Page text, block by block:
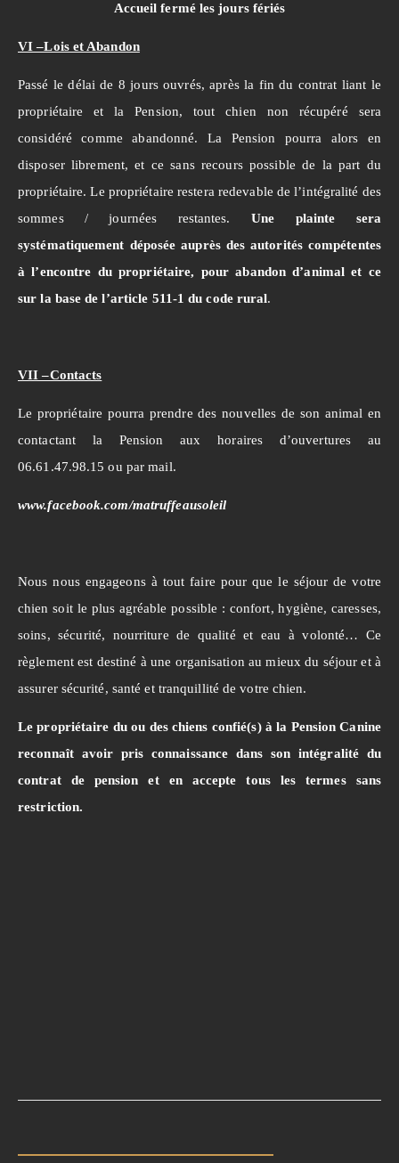
Accueil fermé les jours fériés
VI –Lois et Abandon
Passé le délai de 8 jours ouvrés, après la fin du contrat liant le
propriétaire et la Pension, tout chien non récupéré sera
considéré comme abandonné. La Pension pourra alors en
disposer librement, et ce sans recours possible de la part du
propriétaire. Le propriétaire restera redevable de l’intégralité des
sommes / journées restantes. Une plainte sera
systématiquement déposée auprès des autorités compétentes
à l’encontre du propriétaire, pour abandon d’animal et ce
sur la base de l’article 511-1 du code rural.
VII –Contacts
Le propriétaire pourra prendre des nouvelles de son animal en
contactant la Pension aux horaires d’ouvertures au
06.61.47.98.15 ou par mail.
www.facebook.com/matruffeausoleil
Nous nous engageons à tout faire pour que le séjour de votre
chien soit le plus agréable possible : confort, hygiène, caresses,
soins, sécurité, nourriture de qualité et eau à volonté… Ce
règlement est destiné à une organisation au mieux du séjour et à
assurer sécurité, santé et tranquillité de votre chien.
Le propriétaire du ou des chiens confié(s) à la Pension Canine
reconnaît avoir pris connaissance dans son intégralité du
contrat de pension et en accepte tous les termes sans
restriction.